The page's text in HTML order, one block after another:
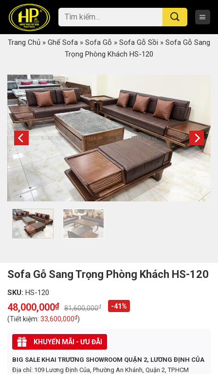
content
Tìm
kiếm:
Trang Chủ » Ghế Sofa » Sofa Gỗ » Sofa Gỗ Sồi » Sofa Gỗ Sang
Trọng Phòng Khách HS-120
Sofa Gỗ Sang Trọng Phòng Khách HS-120
SKU: HS-120
81,600,000₫
Original
price
was:
81,600,000₫.
48,000,000₫
Current
price
is:
48,000,000₫.
-41%
(Tiết kiệm: 33,600,000₫)
KHUYẾN MÃI - ƯU ĐÃI
BIG SALE KHAI TRƯƠNG SHOWROOM QUẬN 2, LƯƠNG ĐỊNH CỦA
Địa chỉ: 109 Lương Định Của, Phường An Khánh, Quận 2, TP.HCM